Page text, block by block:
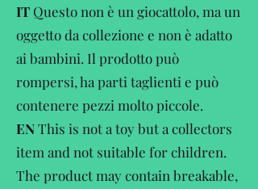
IT Questo non è un giocattolo, ma un
oggetto da collezione e non è adatto
ai bambini. Il prodotto può
rompersi, ha parti taglienti e può
contenere pezzi molto piccole.
ENThis is not a toy but a collectors
item and not suitable for children.
The product may contain breakable,